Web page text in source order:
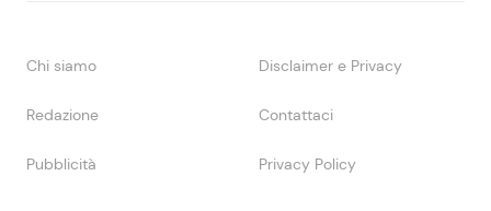
Chi siamo Disclaimer e Privacy
Redazione Contattaci
Pubblicità Privacy Policy